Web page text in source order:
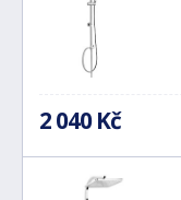
2 040 Kč